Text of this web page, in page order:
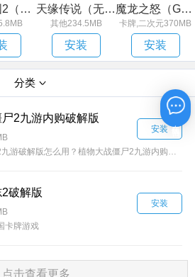
啪啪三国2（解码免支付） 天缘传说（无限狂刷版）
其他234.5MB
安装
魔龙之怒（GM海克斯科技）
卡牌,二次元370MB
安装
分类
2九游内购破解版
安装
破解版
卡牌游戏
安装
点击查看更多